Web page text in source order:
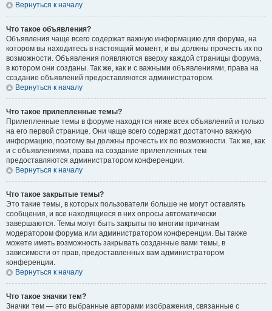
Вернуться к началу
Что такое объявления?
Объявления чаще всего содержат важную информацию для форума, на
котором вы находитесь в настоящий момент, и вы должны прочесть их по
возможности. Объявления появляются вверху каждой страницы форума,
в котором они созданы. Так же, как и с важными объявлениями, права на
создание объявлений предоставляются администратором.
Вернуться к началу
Что такое прилепленные темы?
Прилепленные темы в форуме находятся ниже всех объявлений и только
на его первой странице. Они чаще всего содержат достаточно важную
информацию, поэтому вы должны прочесть их по возможности. Так же, как
и с объявлениями, права на создание прилепленных тем
предоставляются администратором конференции.
Вернуться к началу
Что такое закрытые темы?
Это такие темы, в которых пользователи больше не могут оставлять
сообщения, и все находящиеся в них опросы автоматически
завершаются. Темы могут быть закрыты по многим причинам
модератором форума или администратором конференции. Вы также
можете иметь возможность закрывать созданные вами темы, в
зависимости от прав, предоставленных вам администратором
конференции.
Вернуться к началу
Что такое значки тем?
Значки тем — это выбранные авторами изображения, связанные с